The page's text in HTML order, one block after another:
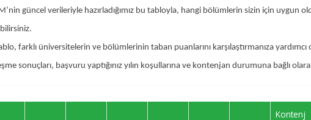
güncel verileriyle hazırladığımız bu tabloyla, hangi bölümlerin sizin için uygun
farklı üniversitelerin ve bölümlerinin taban puanlarını karşılaştırmanıza yardımcı
sonuçları, başvuru yaptığınız yılın koşullarına ve kontenjan durumuna bağlı
Kontenj